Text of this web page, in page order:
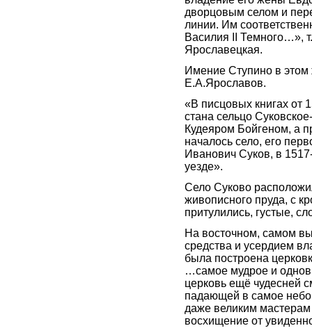
дворцовым селом и
линии. Им
Василия II Темного…»,
Ярославецкая.
Имение Ступино в
Е.А.Ярославов.
«В писцовых книгах от
стана сельцо
Кудеяром Бойгеном, а
началось село, его
Иванович Суков, в
уезде».
Село Суково
живописного пруда, с
притулились, густые,
На восточном, самом
средства и усердием
была построена
…самое мудрое и
церковь ещё чудесней
падающей в самое
даже великим мастерам
восхищение от